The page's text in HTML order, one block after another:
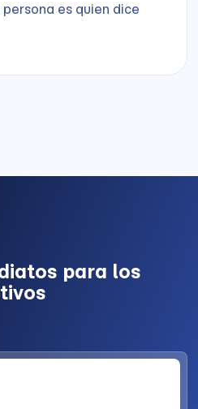
es quien dice
para los